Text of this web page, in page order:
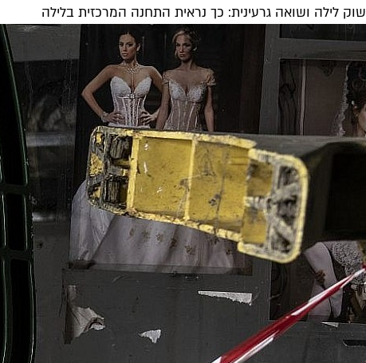
שוק לילה ושואה גרעינית: כך נראית התחנה המרכזית בלילה